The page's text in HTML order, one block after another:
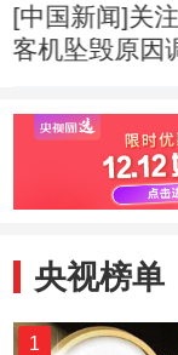
[中国新闻]关
客机坠毁原因
或有助于推进
调查
央视榜单
1